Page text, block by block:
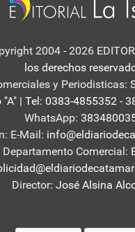
2004 - 2026
los derechos
y Periodisticas:
"A" | Tel: 0383-4855352 -
WhatsApp:
E-Mail:
Departamento Comercial:
Director: José Alsina